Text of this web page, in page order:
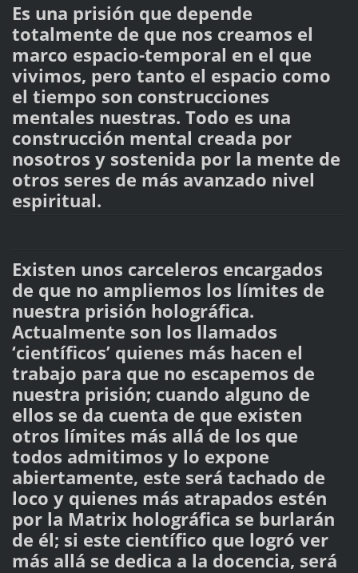
Es una prisión que depende
totalmente de que nos creamos el
marco espacio-temporal en el que
vivimos, pero tanto el espacio como
el tiempo son construcciones
mentales nuestras. Todo es una
construcción mental creada por
nosotros y sostenida por la mente de
otros seres de más avanzado nivel
espiritual.
Existen unos carceleros encargados
de que no ampliemos los límites de
nuestra prisión holográfica.
Actualmente son los llamados
‘científicos’ quienes más hacen el
trabajo para que no escapemos de
nuestra prisión; cuando alguno de
ellos se da cuenta de que existen
otros límites más allá de los que
todos admitimos y lo expone
abiertamente, este será tachado de
loco y quienes más atrapados estén
por la Matrix holográfica se burlarán
de él; si este científico que logró ver
más allá se dedica a la docencia, será